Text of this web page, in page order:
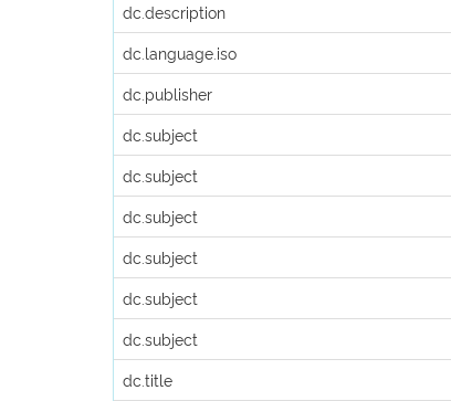
dc.description
dc.language.iso
dc.publisher
dc.subject
dc.subject
dc.subject
dc.subject
dc.subject
dc.subject
dc.title